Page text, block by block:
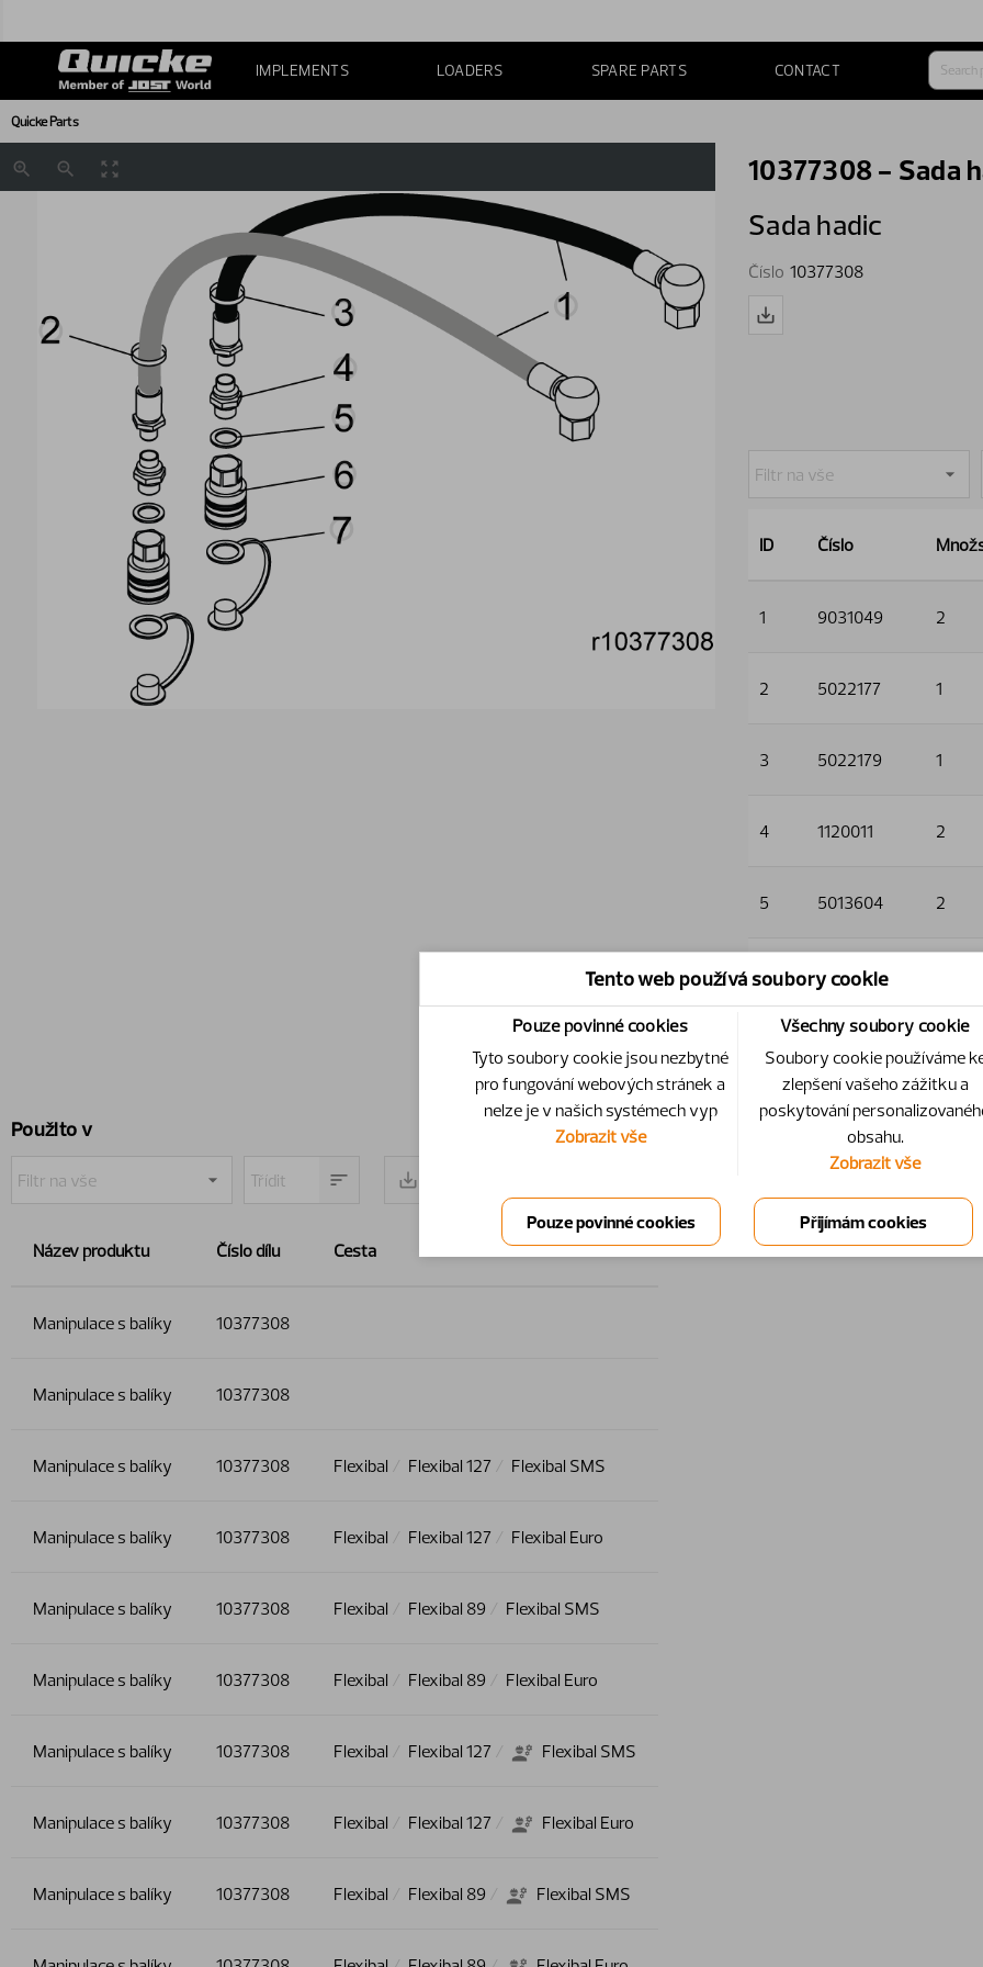
IMPLEMENTS LOADERS SPARE PARTS CONTACT
Quicke Parts
Použito v
Název produktu Číslo dílu Cesta
Manipulace s balíky 10377308
Manipulace s balíky 10377308
Manipulace s balíky 10377308 Flexibal Flexibal 127 Flexibal SMS
Manipulace s balíky 10377308 Flexibal Flexibal 127 Flexibal Euro
Manipulace s balíky 10377308 Flexibal Flexibal 89 Flexibal SMS
Manipulace s balíky 10377308 Flexibal Flexibal 89 Flexibal Euro
Manipulace s balíky 10377308 Flexibal Flexibal 127 Flexibal SMS
Manipulace s balíky 10377308 Flexibal Flexibal 127 Flexibal Euro
Manipulace s balíky 10377308 Flexibal Flexibal 89 Flexibal SMS
10377308 - Sada
Sada hadic
Číslo 10377308
ID Číslo
1 9031049 2
2 5022177 1
3 5022179 1
4 1120011 2
5 5013604 2
6 5044127
Tento web používá soubory cookie
Pouze povinné cookies
Tyto soubory cookie jsou nezbytné
pro fungování webových stránek a
nelze je v našich systémech vyp
Zobrazit vše
Všechny soubory cookie
Soubory cookie používáme
zlepšení vašeho zážitku a
poskytování
obsahu.
Zobrazit vše